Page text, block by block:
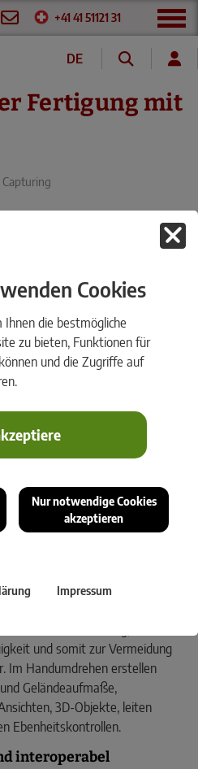
Cookies
die bestmögliche
zu bieten, Funktionen für
und die Zugriffe auf
Nur notwendige Cookies
akzeptieren
Impressum
+41 41 51121 31
DE
Fertigung mit
Capturing
Verarbeitung mit rmDATA
in
Verarbeitung in
Die Laserscanning-
und somit zur Vermeidung
Im Handumdrehen erstellen
Geländeaufmaße,
3D-Objekte, leiten
Ebenheitskontrollen.
interoperabel